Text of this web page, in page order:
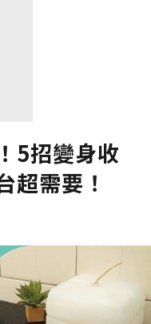
5招變身收
超需要！